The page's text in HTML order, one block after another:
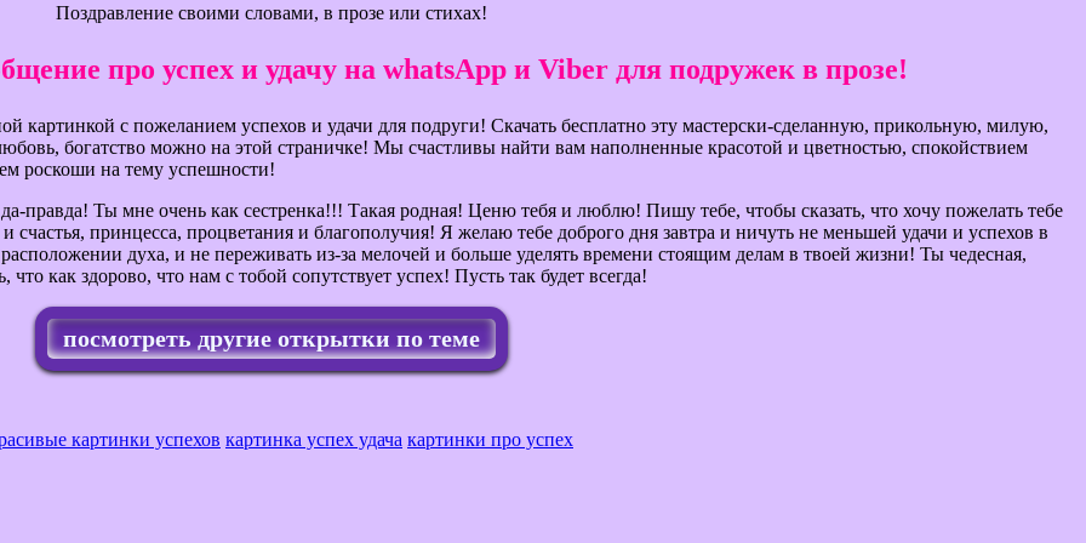
Поздравление своими словами, в прозе или стихах!
про успех и удачу на whatsApp и Viber для подружек в прозе!
картинкой с пожеланием успехов и удачи для подруги! Скачать бесплатно эту мастерски-сделанную, прикольную, милую,
богатство можно на этой страничке! Мы счастливы найти вам наполненные красотой и цветностью, спокойствием
роскоши на тему успешности!
правда! Ты мне очень как сестренка!!! Такая родная! Ценю тебя и люблю! Пишу тебе, чтобы сказать, что хочу пожелать тебе
принцесса, процветания и благополучия! Я желаю тебе доброго дня завтра и ничуть не меньшей удачи и успехов в
духа, и не переживать из-за мелочей и больше уделять времени стоящим делам в твоей жизни! Ты чедесная,
как здорово, что нам с тобой сопутствует успех! Пусть так будет всегда!
посмотреть другие открытки по теме
картинки успехов картинка успех удача картинки про успех